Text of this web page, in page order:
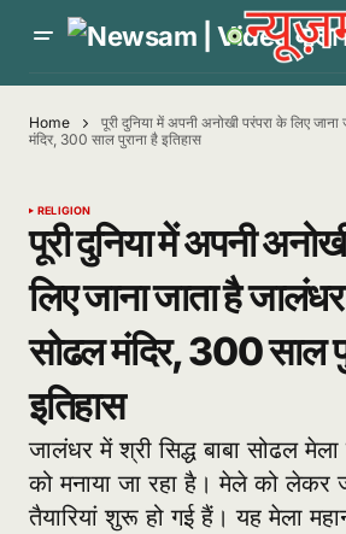
Home
पूरी दुनिया में अपनी अनोखी परंपरा के लिए
मंदिर, 300 साल पुराना है इतिहास
RELIGION
पूरी दुनिया में अपनी
लिए जाना जाता है जालंधर
सोढल मंदिर, 300 साल
इतिहास
जालंधर में श्री सिद्ध बाबा सोढल
को मनाया जा रहा है। मेले को लेकर
तैयारियां शुरू हो गई हैं। यह मेला